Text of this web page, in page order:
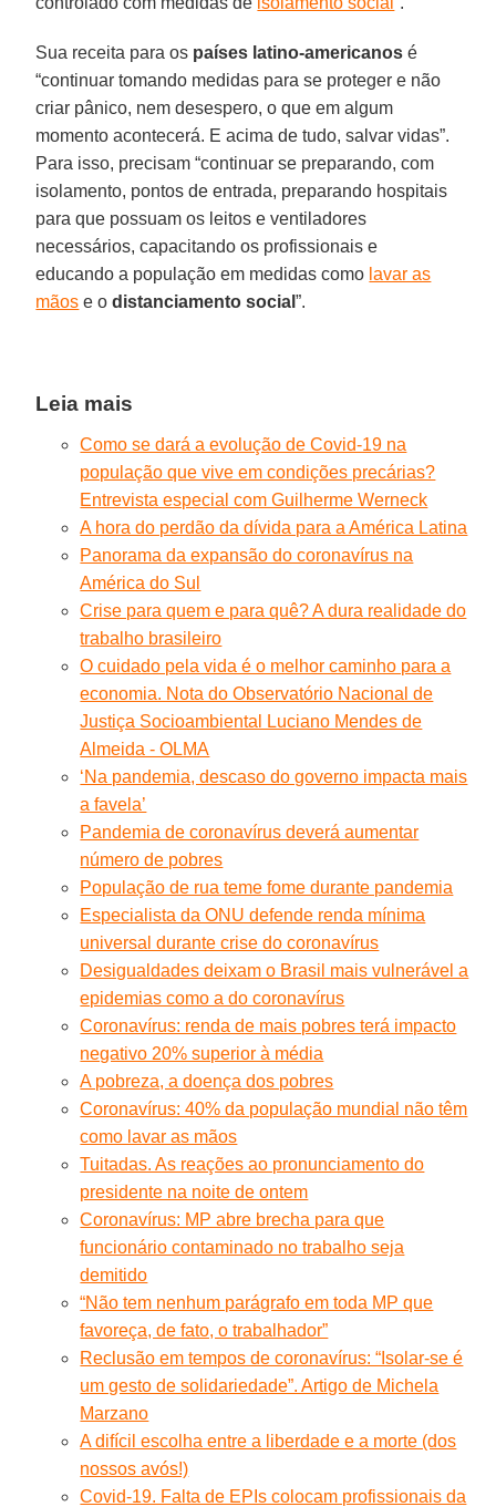
Sua receita para os países latino-americanos é
“continuar tomando medidas para se proteger e não
criar pânico, nem desespero, o que em algum
momento acontecerá. E acima de tudo, salvar vidas”.
Para isso, precisam “continuar se preparando, com
isolamento, pontos de entrada, preparando hospitais
para que possuam os leitos e ventiladores
necessários, capacitando os profissionais e
educando a população em medidas como lavar as
mãos e odistanciamento social”.
Leia mais
Como se dará a evolução de Covid-19 na
população que vive em condições precárias?
Entrevista especial com Guilherme Werneck
A hora do perdão da dívida para a América Latina
Panorama da expansão do coronavírus na
América do Sul
Crise para quem e para quê? A dura realidade do
trabalho brasileiro
O cuidado pela vida é o melhor caminho para a
economia. Nota do Observatório Nacional de
Justiça Socioambiental Luciano Mendes de
Almeida - OLMA
‘Na pandemia, descaso do governo impacta mais
a favela’
Pandemia de coronavírus deverá aumentar
número de pobres
População de rua teme fome durante pandemia
Especialista da ONU defende renda mínima
universal durante crise do coronavírus
Desigualdades deixam o Brasil mais vulnerável a
epidemias como a do coronavírus
Coronavírus: renda de mais pobres terá impacto
negativo 20% superior à média
A pobreza, a doença dos pobres
Coronavírus: 40% da população mundial não têm
como lavar as mãos
Tuitadas. As reações ao pronunciamento do
presidente na noite de ontem
Coronavírus: MP abre brecha para que
funcionário contaminado no trabalho seja
demitido
“Não tem nenhum parágrafo em toda MP que
favoreça, de fato, o trabalhador”
Reclusão em tempos de coronavírus: “Isolar-se é
um gesto de solidariedade”. Artigo de Michela
Marzano
A difícil escolha entre a liberdade e a morte (dos
nossos avós!)
Covid-19. Falta de EPIs colocam profissionais da